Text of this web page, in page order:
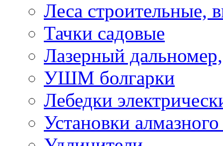
Леса строительные,
Тачки садовые
Лазерный дальномер,
УШМ болгарки
Лебедки
Установки